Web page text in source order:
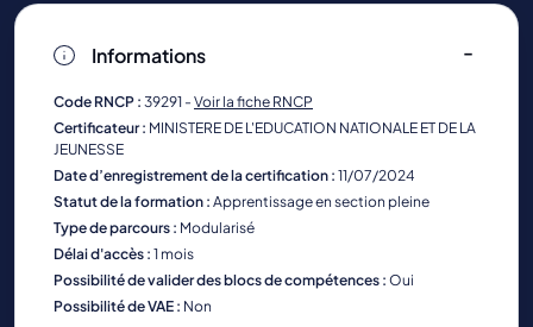
Informations
Code RNCP : 39291 - Voir la fiche RNCP
Certificateur : MINISTERE DE L'EDUCATION NATIONALE ET DE LA
JEUNESSE
Date d’enregistrement de la certification : 11/07/2024
Statut de la formation : Apprentissage en section pleine
Type de parcours : Modularisé
Délai d'accès : 1 mois
Possibilité de valider des blocs de compétences : Oui
Possibilité de VAE : Non